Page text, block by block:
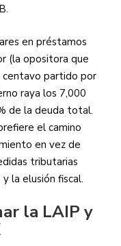
en préstamos
(la opositora que
centavo partido por
raya los 7,000
de la deuda total.
el camino
en vez de
tributarias
la elusión fiscal.
la LAIP y